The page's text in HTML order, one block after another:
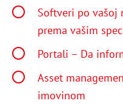
Softveri po vašoj
prema vašim
Portali – Da
Asset
imovinom